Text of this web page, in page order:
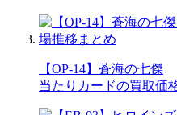
【OP-14】蒼海の七傑
当たりカードの買取価